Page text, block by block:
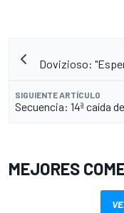
Dovizioso:
SIGUIENTE ARTÍCULO
Secuencia: 14ª caída
MEJORES